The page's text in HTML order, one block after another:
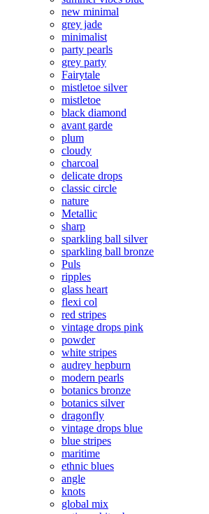
new minimal
grey jade
minimalist
party pearls
grey party
Fairytale
mistletoe silver
mistletoe
black diamond
avant garde
plum
cloudy
charcoal
delicate drops
classic circle
nature
Metallic
sharp
sparkling ball silver
sparkling ball bronze
Puls
ripples
glass heart
flexi col
red stripes
vintage drops pink
powder
white stripes
audrey hepburn
modern pearls
botanics bronze
botanics silver
dragonfly
vintage drops blue
blue stripes
maritime
ethnic blues
angle
knots
global mix